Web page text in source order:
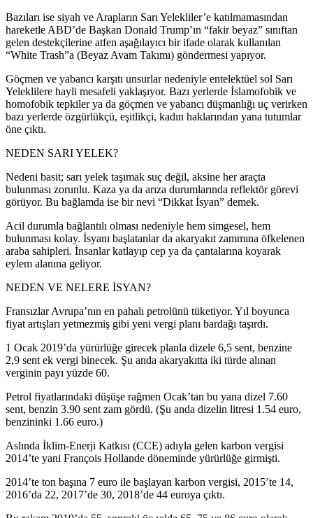
Bazıları ise siyah ve Arapların Sarı Yelekliler’e katılmamasından
hareketle ABD’de Başkan Donald Trump’ın “fakir beyaz” sınıftan
gelen destekçilerine atfen aşağılayıcı bir ifade olarak kullanılan
“White Trash”a (Beyaz Avam Takımı) göndermesi yapıyor.
Göçmen ve yabancı karşıtı unsurlar nedeniyle entelektüel sol Sarı
Yeleklilere hayli mesafeli yaklaşıyor. Bazı yerlerde İslamofobik ve
homofobik tepkiler ya da göçmen ve yabancı düşmanlığı uç verirken
bazı yerlerde özgürlükçü, eşitlikçi, kadın haklarından yana tutumlar
öne çıktı.
NEDEN SARI YELEK?
Nedeni basit; sarı yelek taşımak suç değil, aksine her araçta
bulunması zorunlu. Kaza ya da arıza durumlarında reflektör görevi
görüyor. Bu bağlamda ise bir nevi “Dikkat İsyan” demek.
Acil durumla bağlantılı olması nedeniyle hem simgesel, hem
bulunması kolay. İsyanı başlatanlar da akaryakıt zammına öfkelenen
araba sahipleri. İnsanlar katlayıp cep ya da çantalarına koyarak
eylem alanına geliyor.
NEDEN VE NELERE İSYAN?
Fransızlar Avrupa’nın en pahalı petrolünü tüketiyor. Yıl boyunca
fiyat artışları yetmezmiş gibi yeni vergi planı bardağı taşırdı.
1 Ocak 2019’da yürürlüğe girecek planla dizele 6,5 sent, benzine
2,9 sent ek vergi binecek. Şu anda akaryakıtta iki türde alınan
verginin payı yüzde 60.
Petrol fiyatlarındaki düşüşe rağmen Ocak’tan bu yana dizel 7.60
sent, benzin 3.90 sent zam gördü. (Şu anda dizelin litresi 1.54 euro,
benzininki 1.66 euro.)
Aslında İklim-Enerji Katkısı (CCE) adıyla gelen karbon vergisi
2014’te yani François Hollande döneminde yürürlüğe girmişti.
2014’te ton başına 7 euro ile başlayan karbon vergisi, 2015’te 14,
2016’da 22, 2017’de 30, 2018’de 44 euroya çıktı.